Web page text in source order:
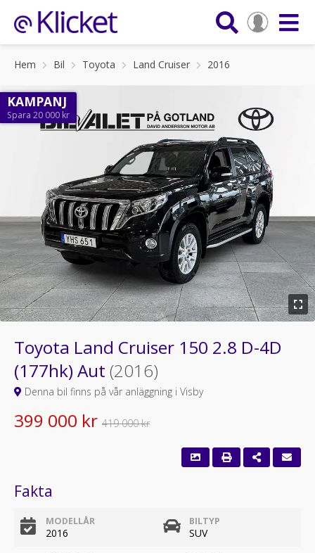
Hem Bil Toyota Land Cruiser 2016
KAMPANJ
Spara 20 000 kr
Toyota Land Cruiser 150 2.8 D-4D
(177hk) Aut (2016)
Denna bil finns på vår anläggning i Visby
399 000 kr 419 000 kr
Fakta
MODELLÅR
2016
BILTYP
SUV